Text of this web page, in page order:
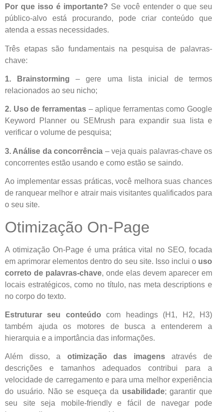
Por que isso é importante? Se você entender o que seu
público-alvo está procurando, pode criar conteúdo que
atenda a essas necessidades.
Três etapas são fundamentais na pesquisa de palavras-
chave:
1. Brainstorming – gere uma lista inicial de termos
relacionados ao seu nicho;
2. Uso de ferramentas– aplique ferramentas como Google
Keyword Planner ou SEMrush para expandir sua lista e
verificar o volume de pesquisa;
3. Análise da concorrência – veja quais palavras-chave os
concorrentes estão usando e como estão se saindo.
Ao implementar essas práticas, você melhora suas chances
de ranquear melhor e atrair mais visitantes qualificados para
o seu site.
Otimização On-Page
A otimização On-Page é uma prática vital no SEO, focada
em aprimorar elementos dentro do seu site. Isso inclui o uso
correto de palavras-chave, onde elas devem aparecer em
locais estratégicos, como no título, nas meta descriptions e
no corpo do texto.
Estruturar seu conteúdo com headings (H1, H2, H3)
também ajuda os motores de busca a entenderem a
hierarquia e a importância das informações.
Além disso, a otimização das imagensatravés de
descrições e tamanhos adequados contribui para a
velocidade de carregamento e para uma melhor experiência
do usuário. Não se esqueça da usabilidade; garantir que
seu site seja mobile-friendly e fácil de navegar pode